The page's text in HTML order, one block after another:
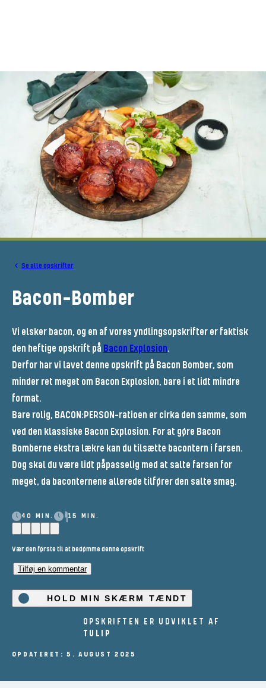
Se alle opskrifter
Bacon-Bomber
Vi elsker bacon, og en af vores yndlingsopskrifter er faktisk
den heftige opskrift på Bacon Explosion.
Derfor har vi lavet denne opskrift på Bacon Bomber, som
minder ret meget om Bacon Explosion, bare i et lidt mindre
format.
Bare rolig, BACON:PERSON-ratioen er cirka den samme, som
ved den klassiske Bacon Explosion. For at gøre Bacon
Bomberne ekstra lækre kan du tilsætte bacontern i farsen.
Dog skal du være lidt påpasselig med at salte farsen for
meget, da baconternene allerede tilfører den salte smag.
40 MIN. 15 MIN.
Vær den første til at bedømme denne opskrift
Tilføj en kommentar
HOLD MIN SKÆRM TÆNDT
OPSKRIFTEN ER UDVIKLET AF
TULIP
OPDATERET: 5. AUGUST 2025